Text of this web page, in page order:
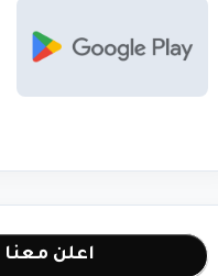
اعلن معنا